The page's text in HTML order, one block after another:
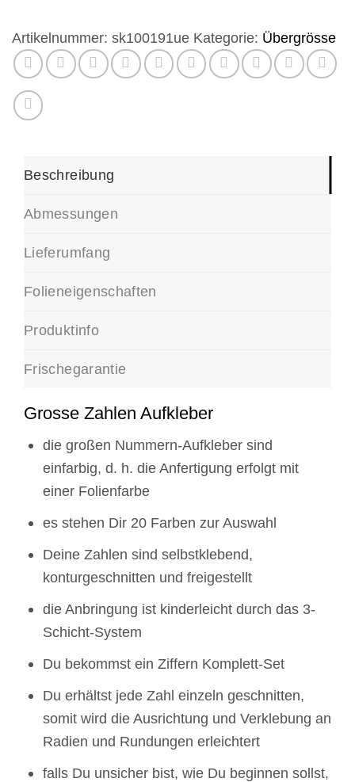
Ziffern
groß
Höhen
25
30
45
60
Menge
Artikelnummer: sk100191ue Kategorie: Übergrösse
Beschreibung
Abmessungen
Lieferumfang
Folieneigenschaften
Produktinfo
Frischegarantie
Grosse Zahlen Aufkleber
die großen Nummern-Aufkleber sind
einfarbig, d. h. die Anfertigung erfolgt mit
einer Folienfarbe
es stehen Dir 20 Farben zur Auswahl
Deine Zahlen sind selbstklebend,
konturgeschnitten und freigestellt
die Anbringung ist kinderleicht durch das 3-
Schicht-System
Du bekommst ein Ziffern Komplett-Set
Du erhältst jede Zahl einzeln geschnitten,
somit wird die Ausrichtung und Verklebung an
Radien und Rundungen erleichtert
falls Du unsicher bist, wie Du beginnen sollst,